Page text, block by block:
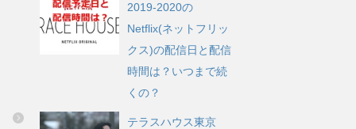
2019-2020の
Netflix(ネットフリッ
クス)の配信日と配信
時間は？いつまで続
くの？
テラスハウス東京